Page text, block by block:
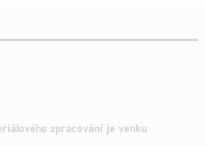
zpracování je venku